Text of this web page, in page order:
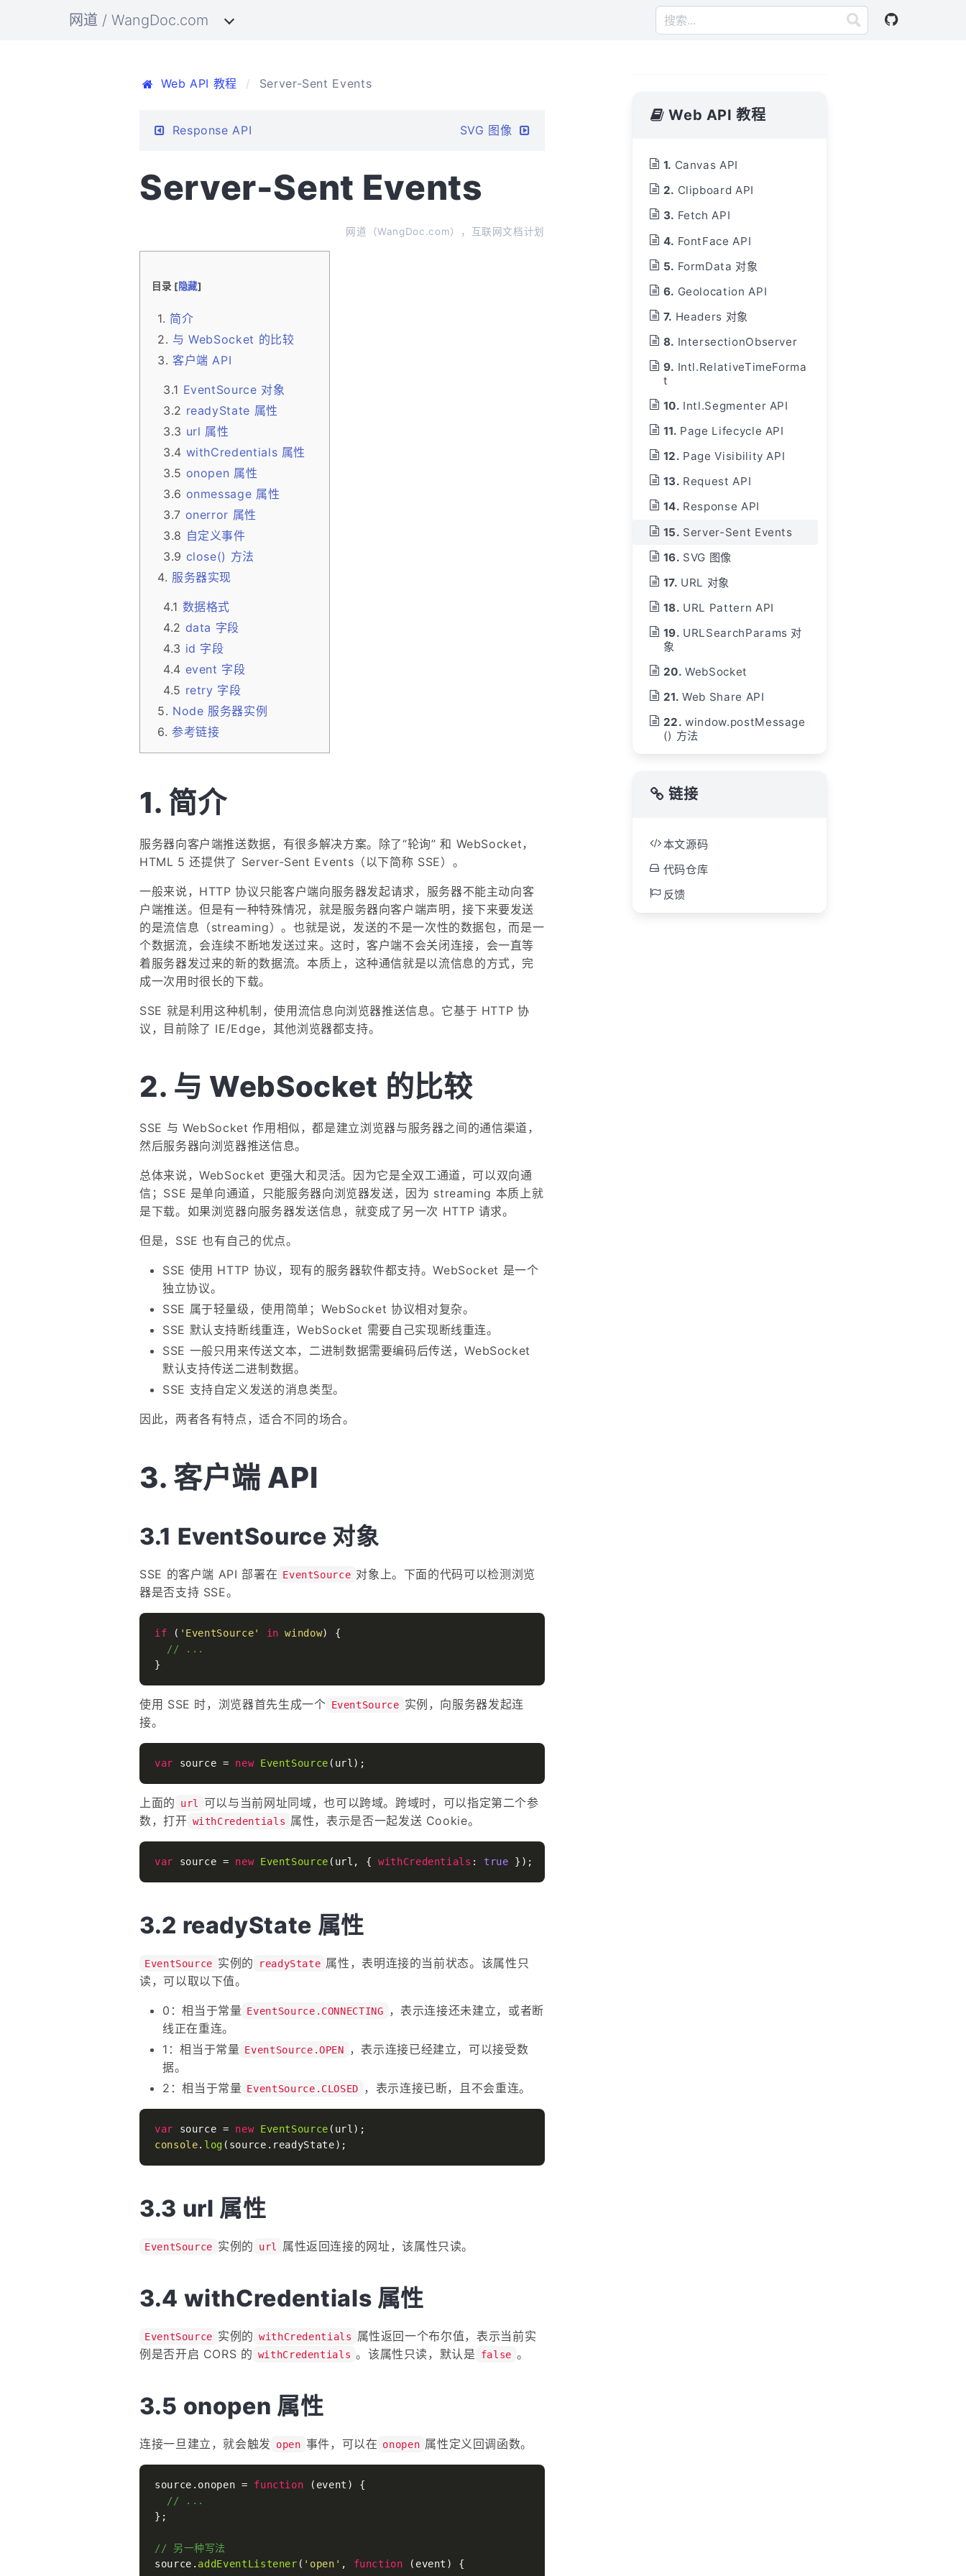
网道 / WangDoc.com
Web API 教程 Server-Sent Events
Response API SVG 图像
Server-Sent Events
网道（WangDoc.com），互联网文档计划
目录 [隐藏]
简介
与 WebSocket 的比较
客户端 API
EventSource 对象
readyState 属性
url 属性
withCredentials 属性
onopen 属性
onmessage 属性
onerror 属性
自定义事件
close() 方法
服务器实现
数据格式
data 字段
id 字段
event 字段
retry 字段
Node 服务器实例
参考链接
简介
服务器向客户端推送数据，有很多解决方案。除了“轮询” 和 WebSocket，
HTML 5 还提供了 Server-Sent Events（以下简称 SSE）。
一般来说，HTTP 协议只能客户端向服务器发起请求，服务器不能主动向客
户端推送。但是有一种特殊情况，就是服务器向客户端声明，接下来要发送
的是流信息（streaming）。也就是说，发送的不是一次性的数据包，而是一
个数据流，会连续不断地发送过来。这时，客户端不会关闭连接，会一直等
着服务器发过来的新的数据流。本质上，这种通信就是以流信息的方式，完
成一次用时很长的下载。
SSE 就是利用这种机制，使用流信息向浏览器推送信息。它基于 HTTP 协
议，目前除了 IE/Edge，其他浏览器都支持。
与 WebSocket 的比较
SSE 与 WebSocket 作用相似，都是建立浏览器与服务器之间的通信渠道，
然后服务器向浏览器推送信息。
总体来说，WebSocket 更强大和灵活。因为它是全双工通道，可以双向通
信；SSE 是单向通道，只能服务器向浏览器发送，因为 streaming 本质上就
是下载。如果浏览器向服务器发送信息，就变成了另一次 HTTP 请求。
但是，SSE 也有自己的优点。
SSE 使用 HTTP 协议，现有的服务器软件都支持。WebSocket 是一个
独立协议。
SSE 属于轻量级，使用简单；WebSocket 协议相对复杂。
SSE 默认支持断线重连，WebSocket 需要自己实现断线重连。
SSE 一般只用来传送文本，二进制数据需要编码后传送，WebSocket
默认支持传送二进制数据。
SSE 支持自定义发送的消息类型。
因此，两者各有特点，适合不同的场合。
客户端 API
EventSource 对象
SSE 的客户端 API 部署在 EventSource 对象上。下面的代码可以检测浏览
器是否支持 SSE。
if ( 'EventSource' in window) {
// ...
使用 SSE 时，浏览器首先生成一个 EventSource 实例，向服务器发起连
接。
var source = new EventSource
上面的 url
可以与当前网址同域，也可以跨域。跨域时，可以指定第二个参
数，打开 withCredentials 属性，表示是否一起发送 Cookie。
var source = new EventSource (url, { withCredentials : true
readyState 属性
EventSource 实例的 readyState 属性，表明连接的当前状态。该属性只
读，可以取以下值。
0：相当于常量 EventSource.CONNECTING
，表示连接还未建立，或者断
线正在重连。
1：相当于常量 EventSource.OPEN
，表示连接已经建立，可以接受数
据。
2：相当于常量 EventSource.CLOSED ，表示连接已断，且不会重连。
var source = new EventSource
console. log (source. readyState
url 属性
EventSource 实例的 url 属性返回连接的网址，该属性只读。
withCredentials 属性
EventSource 实例的 withCredentials
属性返回一个布尔值，表示当前实
例是否开启 CORS 的 withCredentials 。该属性只读，默认是 false 。
onopen 属性
连接一旦建立，就会触发 open 事件，可以在 onopen 属性定义回调函数。
source. onopen = function ( event ) {
// ...
};
// 另一种写法
source. addEventListener ( 'open' , function ( event ) {
Web API 教程
Canvas API
Clipboard API
Fetch API
FontFace API
FormData 对象
Geolocation API
Headers 对象
IntersectionObserver
Intl.RelativeTimeForma
t
Intl.Segmenter API
Page Lifecycle API
Page Visibility API
Request API
Response API
Server-Sent Events
SVG 图像
URL 对象
URL Pattern API
URLSearchParams 对
象
WebSocket
Web Share API
window.postMessage
() 方法
链接
本文源码
代码仓库
反馈